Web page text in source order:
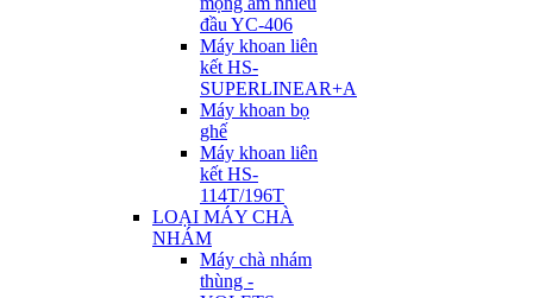
đầu YC-406
Máy khoan liên
kết HS-
SUPERLINEAR+A
Máy khoan bọ
ghế
Máy khoan liên
kết HS-
114T/196T
LOẠI MÁY CHÀ
NHÁM
Máy chà nhám
thùng -